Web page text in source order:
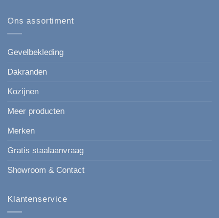
de
voor
elke
gevelbekleding
in
Ons assortiment
Gevelbekleding
Dakranden
Kozijnen
Meer producten
Merken
Gratis staalaanvraag
Showroom & Contact
Klantenservice